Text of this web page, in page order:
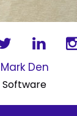
Mark Den
Software